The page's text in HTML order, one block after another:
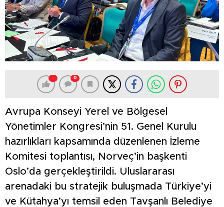
0
Avrupa Konseyi Yerel ve Bölgesel
Yönetimler Kongresi’nin 51. Genel Kurulu
hazırlıkları kapsamında düzenlenen İzleme
Komitesi toplantısı, Norveç’in başkenti
Oslo’da gerçekleştirildi. Uluslararası
arenadaki bu stratejik buluşmada Türkiye’yi
ve Kütahya’yı temsil eden Tavşanlı Belediye